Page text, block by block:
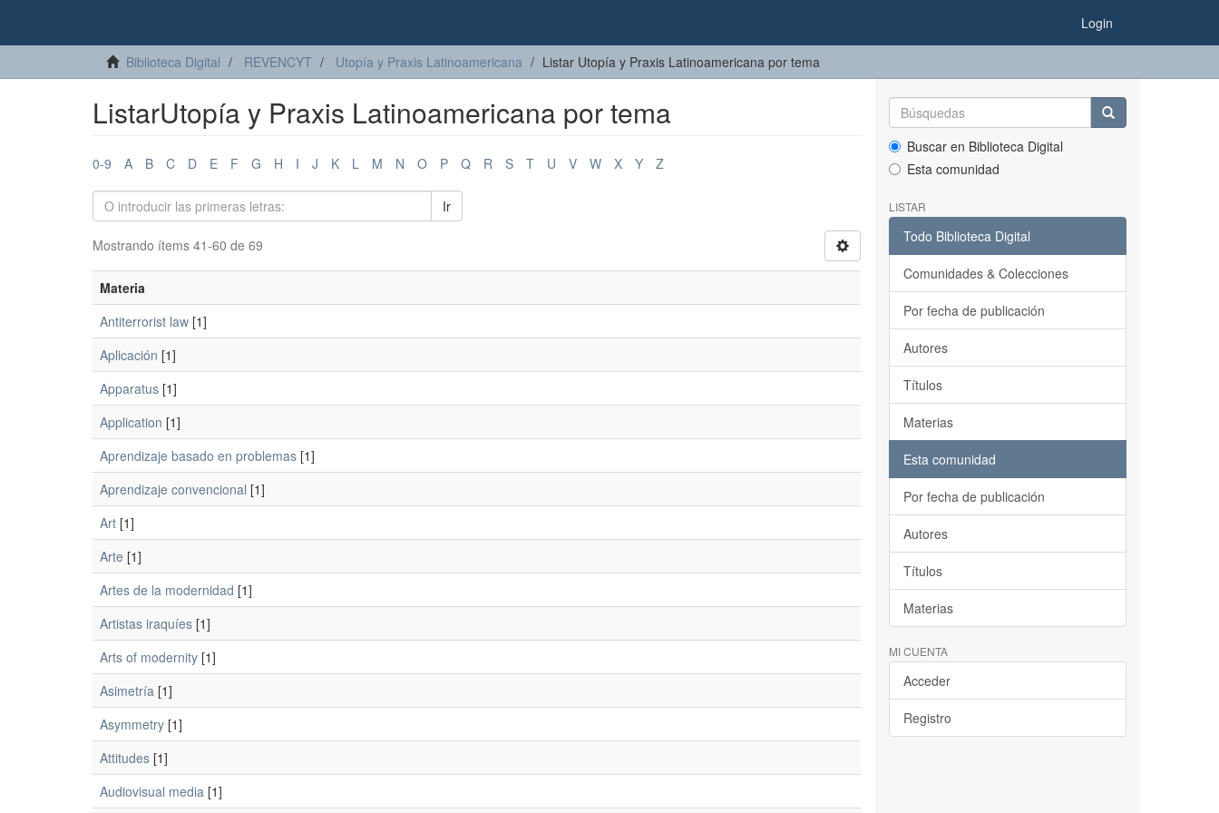
Login
Biblioteca Digital REVENCYT Utopía y Praxis Latinoamericana Listar Utopía y Praxis Latinoamericana por tema
ListarUtopía y Praxis Latinoamericana por tema
0-9 A B C D E F G H I J K L M N O P Q R S T U V W X Y Z
Ir
Mostrando ítems 41-60 de 69
Materia
Antiterrorist law [1]
Aplicación [1]
Apparatus [1]
Application [1]
Aprendizaje basado en problemas [1]
Aprendizaje convencional [1]
Art [1]
Arte [1]
Artes de la modernidad [1]
Artistas iraquíes [1]
Arts of modernity [1]
Asimetría [1]
Asymmetry [1]
Attitudes [1]
Audiovisual media [1]
Buscar en Biblioteca Digital
Esta comunidad
LISTAR
Todo Biblioteca Digital
Comunidades & Colecciones
Por fecha de publicación
Autores
Títulos
Materias
Esta comunidad
Por fecha de publicación
Autores
Títulos
Materias
MI CUENTA
Acceder
Registro